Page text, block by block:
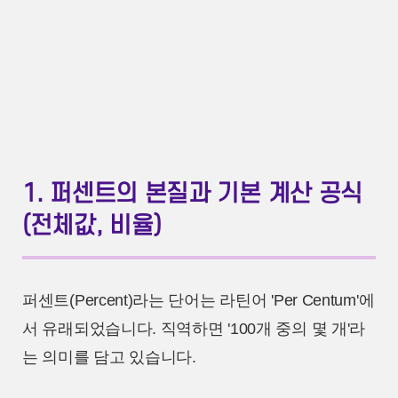
1. 퍼센트의 본질과 기본 계산 공식
(전체값, 비율)
퍼센트(Percent)라는 단어는 라틴어 'Per Centum'에
서 유래되었습니다. 직역하면 '100개 중의 몇 개'라
는 의미를 담고 있습니다.